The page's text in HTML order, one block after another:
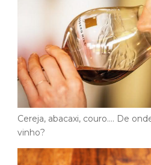
Cereja, abacaxi, couro…. De
vinho?